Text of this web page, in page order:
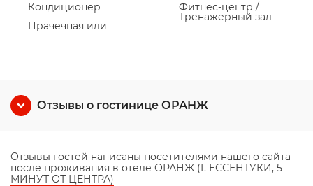
Кондиционер
Прачечная или
Фитнес-центр /
Тренажерный зал
Отзывы о гостинице ОРАНЖ
Отзывы гостей написаны посетителями нашего сайта
после проживания в отеле ОРАНЖ (Г. ЕССЕНТУКИ, 5
МИНУТ ОТ ЦЕНТРА)